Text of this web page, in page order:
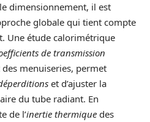
dimensionnement, il est
globale qui tient compte
Une étude calorimétrique
de transmission
menuiseries, permet
et d’ajuster la
du tube radiant. En
de l’inertie thermique des